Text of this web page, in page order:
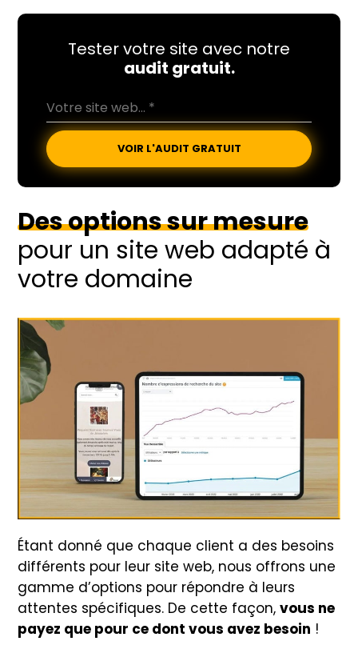
Tester votre site avec notre
audit gratuit.
VOIR L'AUDIT GRATUIT
Des options sur mesure
pour un site web adapté à
votre domaine
Étant donné que chaque client a des besoins
différents pour leur site web, nous offrons une
gamme d’options pour répondre à leurs
attentes spécifiques. De cette façon,vous ne
payez que pour ce dont vous avez besoin !